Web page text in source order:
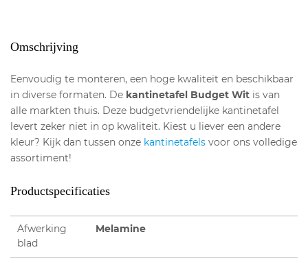
Omschrijving
Eenvoudig te monteren, een hoge kwaliteit en beschikbaar
in diverse formaten. De kantinetafel Budget Wit is van
alle markten thuis. Deze budgetvriendelijke kantinetafel
levert zeker niet in op kwaliteit. Kiest u liever een andere
kleur? Kijk dan tussen onze kantinetafels voor ons volledige
assortiment!
Productspecificaties
Afwerking
blad
Melamine